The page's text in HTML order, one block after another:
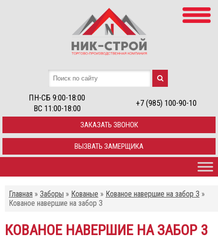
ПН-СБ 9:00-18:00
ВС 11:00-18:00
+7 (985) 100-90-10
ЗАКАЗАТЬ ЗВОНОК
ВЫЗВАТЬ ЗАМЕРЩИКА
Главная » Заборы » Кованые » Кованое навершие на забор 3 »
Кованое навершие на забор 3
КОВАНОЕ НАВЕРШИЕ НА ЗАБОР 3